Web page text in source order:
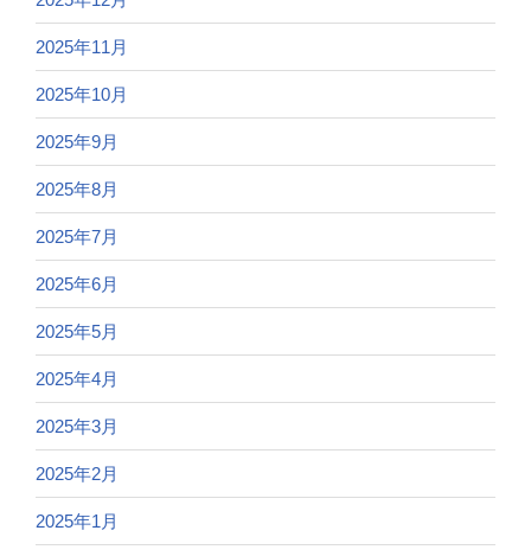
2025年11月
2025年10月
2025年9月
2025年8月
2025年7月
2025年6月
2025年5月
2025年4月
2025年3月
2025年2月
2025年1月